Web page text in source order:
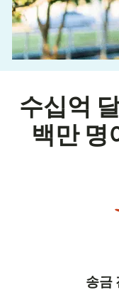
수십억
백만 명
송금